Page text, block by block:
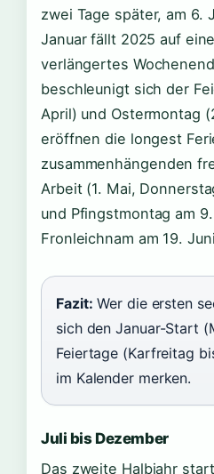
zwei Tage später, am 6.
Januar fällt 2025 auf
verlängertes
beschleunigt sich der
April) und Ostermontag
eröffnen die longest
zusammenhängenden
Arbeit (1. Mai,
und Pfingstmontag am
Fronleichnam am 19.
Fazit: Wer die ersten
sich den Januar-Start
Feiertage (Karfreitag
im Kalender merken.
Juli bis Dezember
Das zweite Halbjahr